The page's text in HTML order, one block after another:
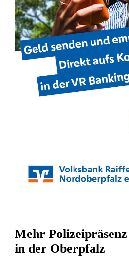
Mehr
in der Oberpfalz